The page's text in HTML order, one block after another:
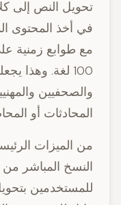
في أخذ المحتوى
مع طوابع زمنية
100 لغة. وهذا
والصحفيين
المحادثات أو
للمستخدمين